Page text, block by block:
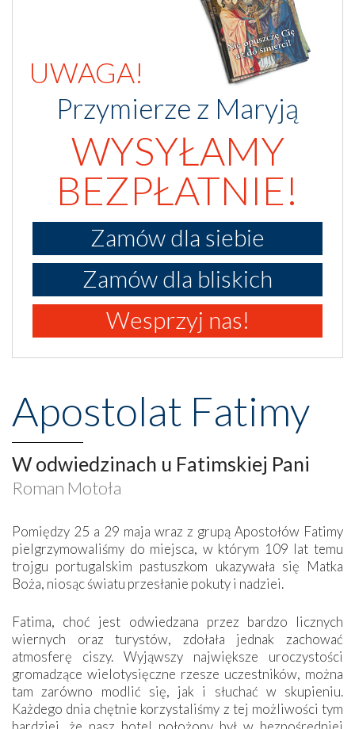
UWAGA!
Przymierze z Maryją
WYSYŁAMY
BEZPŁATNIE!
Zamów dla siebie
Zamów dla bliskich
Wesprzyj nas!
Apostolat Fatimy
W odwiedzinach u Fatimskiej Pani
Roman Motoła
Pomiędzy 25 a 29 maja wraz z grupą Apostołów Fatimy
pielgrzymowaliśmy do miejsca, w którym 109 lat temu
trojgu portugalskim pastuszkom ukazywała się Matka
Boża, niosąc światu przesłanie pokuty i nadziei.
Fatima, choć jest odwiedzana przez bardzo licznych
wiernych oraz turystów, zdołała jednak zachować
atmosferę ciszy. Wyjąwszy największe uroczystości
gromadzące wielotysięczne rzesze uczestników, można
tam zarówno modlić się, jak i słuchać w skupieniu.
Każdego dnia chętnie korzystaliśmy z tej możliwości tym